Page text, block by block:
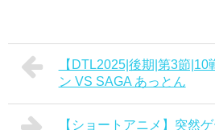
【DTL2025|後期|第3節
ン VS SAGA あっとん
【ショートアニメ】突然